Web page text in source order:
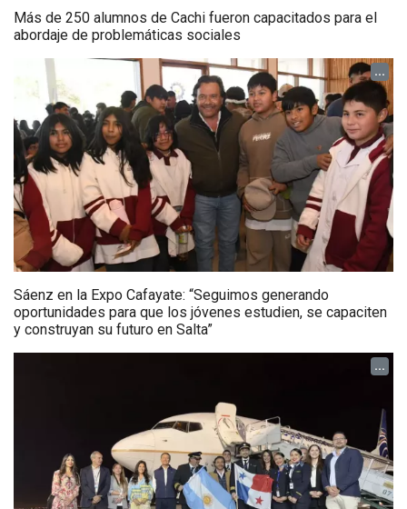
Más de 250 alumnos de Cachi fueron capacitados para el
abordaje de problemáticas sociales
...
Sáenz en la Expo Cafayate: “Seguimos generando
oportunidades para que los jóvenes estudien, se capaciten
y construyan su futuro en Salta”
...